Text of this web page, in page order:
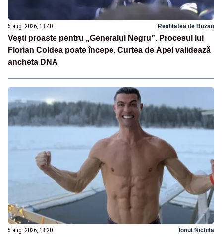
5 aug. 2026, 18:40 Realitatea de Buzau
Vești proaste pentru „Generalul Negru”. Procesul lui
Florian Coldea poate începe. Curtea de Apel validează
ancheta DNA
5 aug. 2026, 18:20 Ionuț Nichita